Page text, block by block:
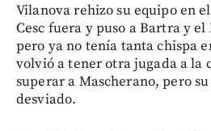
Vilanova rehizo su equipo en
Cesc fuera y puso a Bartra y
pero ya no tenía tanta chispa
volvió a tener otra jugada a la
superar a Mascherano, pero
desviado.